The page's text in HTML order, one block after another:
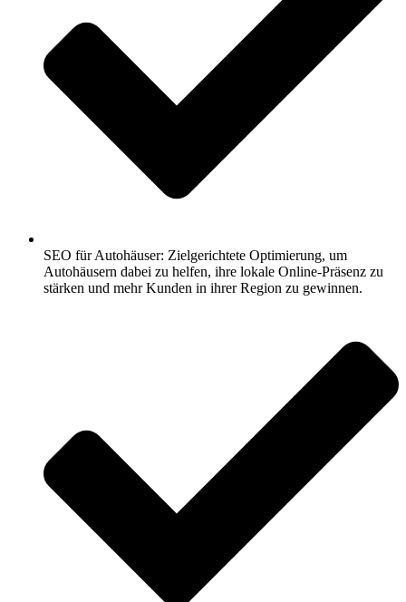
SEO für Autohäuser: Zielgerichtete Optimierung, um
Autohäusern dabei zu helfen, ihre lokale Online-Präsenz zu
stärken und mehr Kunden in ihrer Region zu gewinnen.